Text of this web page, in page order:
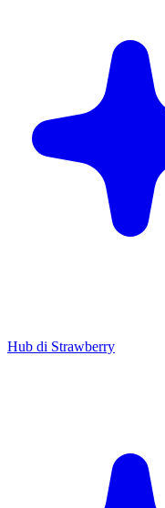
Hub di Strawberry